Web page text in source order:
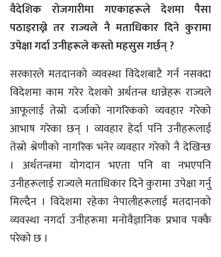
वैदेशिक रोजगारीमा गएकाहरूले देशमा पैसा
पठाइराख्ने तर राज्यले नै मताधिकार दिने कुरामा
उपेक्षा गर्दा उनीहरूले कस्तो महसुस गर्छन् ?
सरकारले मतदानको व्यवस्था विदेशबाटै गर्न नसक्दा
विदेशमा काम गरेर देशको अर्थतन्त्र धान्नेहरू राज्यले
आफूलाई तेस्रो दर्जाको नागरिकको व्यवहार गरेको
आभाष गरेका छन् । व्यवहार हेर्दा पनि उनीहरूलाई
तेस्रो श्रेणीको नागरिक भनेर व्यवहार गरेको नै देखिन्छ
। अर्थतन्त्रमा योगदान भएता पनि वा नभएपनि
उनीहरूलाई राज्यले मताधिकार दिने कुरामा उपेक्षा गर्नु
मिल्दैन । विदेशमा रहेका नेपालीहरूलाई मतदानको
व्यवस्था नगर्दा उनीहरूमा मनोवैज्ञानिक प्रभाव पक्कै
परेको छ ।